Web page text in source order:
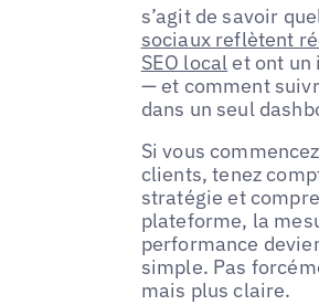
s’agit de savoir
sociaux reflètent
SEO local et ont
— et comment
dans un seul
Si vous
clients, tenez
stratégie et
plateforme, la
performance
simple. Pas
mais plus claire.